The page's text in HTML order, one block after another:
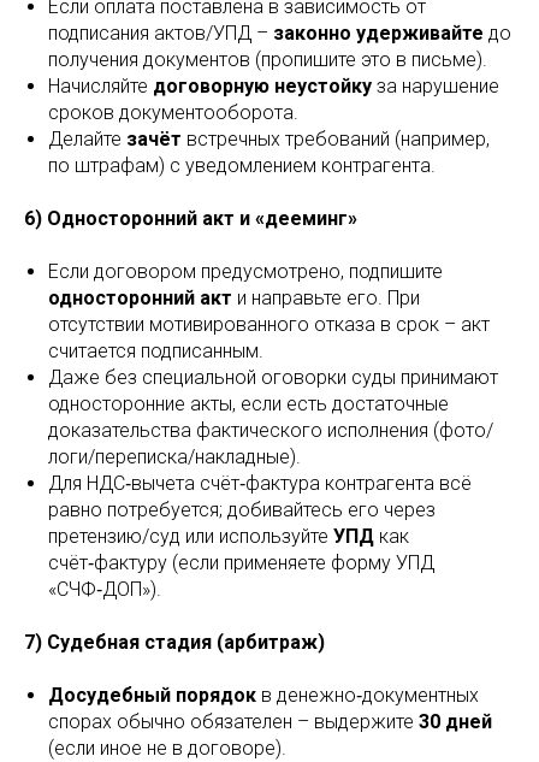
Если оплата поставлена в зависимость от
подписания актов/УПД – законно удерживайте до
получения документов (пропишите это в письме).
Начисляйте договорную неустойку за нарушение
сроков документооборота.
Делайте зачёт встречных требований (например,
по штрафам) с уведомлением контрагента.
6) Односторонний акт и «дееминг»
Если договором предусмотрено, подпишите
односторонний акт и направьте его. При
отсутствии мотивированного отказа в срок – акт
считается подписанным.
Даже без специальной оговорки суды принимают
односторонние акты, если есть достаточные
доказательства фактического исполнения (фото/
логи/переписка/накладные).
Для НДС‑вычета счёт‑фактура контрагента всё
равно потребуется; добивайтесь его через
претензию/суд или используйте УПД как
счёт‑фактуру (если применяете форму УПД
«СЧФ‑ДОП»).
7) Судебная стадия (арбитраж)
Досудебный порядок в денежно‑документных
спорах обычно обязателен – выдержите 30 дней
(если иное не в договоре).